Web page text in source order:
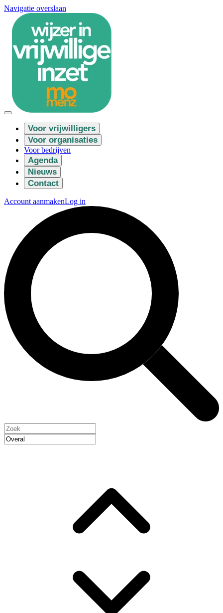
Navigatie overslaan
Voor vrijwilligers
Voor organisaties
Voor bedrijven
Agenda
Nieuws
Contact
Account aanmakenLog in